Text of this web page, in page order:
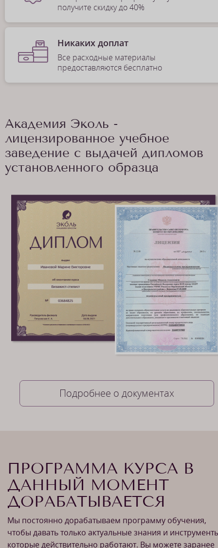
получите скидку до 40%
Никаких доплат
Все расходные материалы
предоставляются бесплатно
Академия Эколь -
лицензированное учебное
заведение с выдачей дипломов
установленного образца
Подробнее о документах
ПРОГРАММА КУРСА В
ДАННЫЙ МОМЕНТ
ДОРАБАТЫВАЕТСЯ
Мы постоянно дорабатываем программу обучения,
чтобы давать только актуальные знания и
которые действительно работают. Вы можете заранее